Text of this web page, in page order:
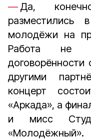
Да,
разместились
молодёжи на
Работа не
договорённости
другими
концерт
«Аркада», а
и мисс